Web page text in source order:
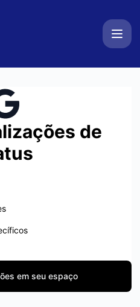
de
to receive updates for
em seu espaço